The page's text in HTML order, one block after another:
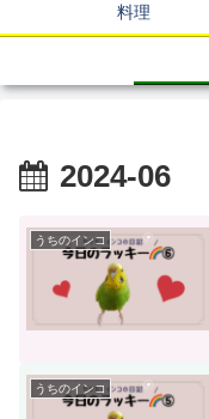
料理
2024-06
うちのインコ
うちのインコ